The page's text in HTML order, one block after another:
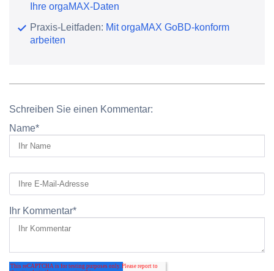
Ihre orgaMAX-Daten
Praxis-Leitfaden: Mit orgaMAX GoBD-konform
arbeiten
Schreiben Sie einen Kommentar:
Name*
Ihr Kommentar*